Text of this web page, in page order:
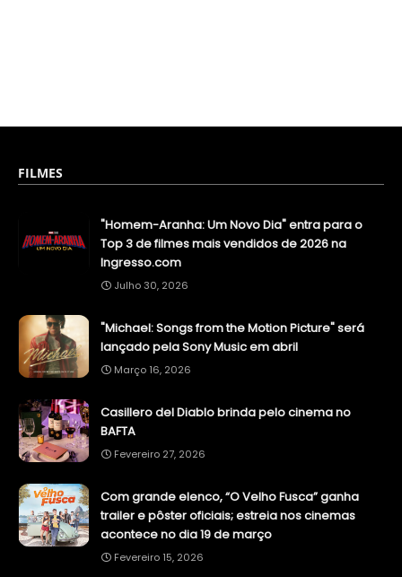
FILMES
"Homem-Aranha: Um Novo Dia" entra para o
Top 3 de filmes mais vendidos de 2026 na
Ingresso.com
Julho 30, 2026
"Michael: Songs from the Motion Picture" será
lançado pela Sony Music em abril
Março 16, 2026
Casillero del Diablo brinda pelo cinema no
BAFTA
Fevereiro 27, 2026
Com grande elenco, “O Velho Fusca” ganha
trailer e pôster oficiais; estreia nos cinemas
acontece no dia 19 de março
Fevereiro 15, 2026